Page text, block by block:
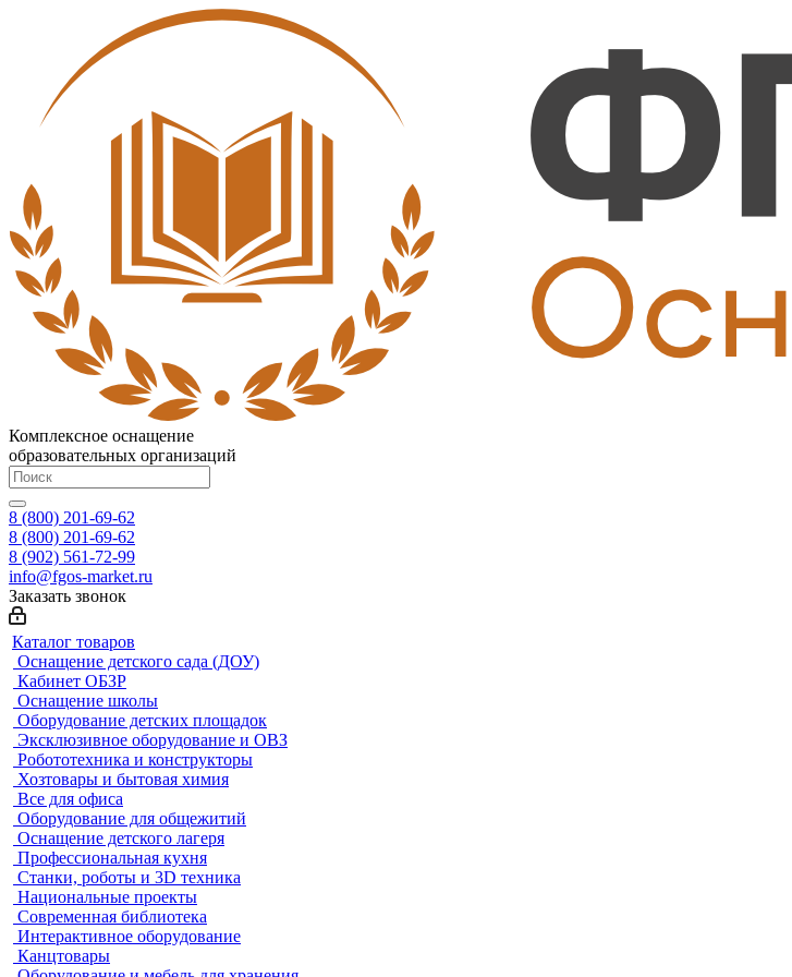
Комплексное оснащение
образовательных организаций
8 (800) 201-69-62
8 (800) 201-69-62
8 (902) 561-72-99
info@fgos-market.ru
Заказать звонок
Каталог товаров
Оснащение детского сада (ДОУ)
Кабинет ОБЗР
Оснащение школы
Оборудование детских площадок
Эксклюзивное оборудование и ОВЗ
Робототехника и конструкторы
Хозтовары и бытовая химия
Все для офиса
Оборудование для общежитий
Оснащение детского лагеря
Профессиональная кухня
Станки, роботы и 3D техника
Национальные проекты
Современная библиотека
Интерактивное оборудование
Канцтовары